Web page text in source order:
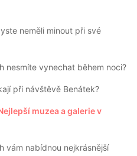
neměli minout při své
nesmíte vynechat během noci?
při návštěvě Benátek?
muzea a galerie v
vám nabídnou nejkrásnější